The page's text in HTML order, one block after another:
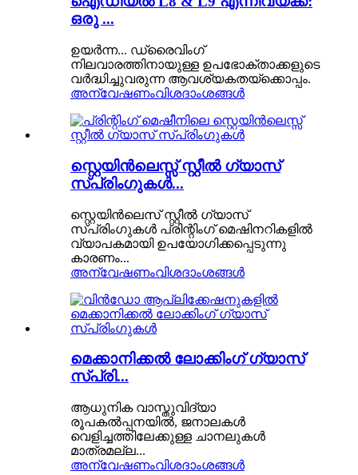
ഒരു ...
ഉയർന്ന... ഡ്രൈവിംഗ്
നിലവാരത്തിനായുള്ള ഉപഭോക്താക്കളുടെ
വർദ്ധിച്ചുവരുന്ന ആവശ്യകതയ്‌ക്കൊപ്പം.
അന്വേഷണംവിശദാംശങ്ങൾ
സ്റ്റെയിൻലെസ്സ് സ്റ്റീൽ ഗ്യാസ്
സ്പ്രിംഗുകൾ...
സ്റ്റെയിൻലെസ് സ്റ്റീൽ ഗ്യാസ്
സ്പ്രിംഗുകൾ പ്രിന്റിംഗ് മെഷിനറികളിൽ
വ്യാപകമായി ഉപയോഗിക്കപ്പെടുന്നു
കാരണം...
അന്വേഷണംവിശദാംശങ്ങൾ
മെക്കാനിക്കൽ ലോക്കിംഗ് ഗ്യാസ്
സ്പ്രി...
ആധുനിക വാസ്തുവിദ്യാ
രൂപകൽപ്പനയിൽ, ജനാലകൾ
വെളിച്ചത്തിലേക്കുള്ള ചാനലുകൾ
മാത്രമല്ല...
അന്വേഷണംവിശദാംശങ്ങൾ